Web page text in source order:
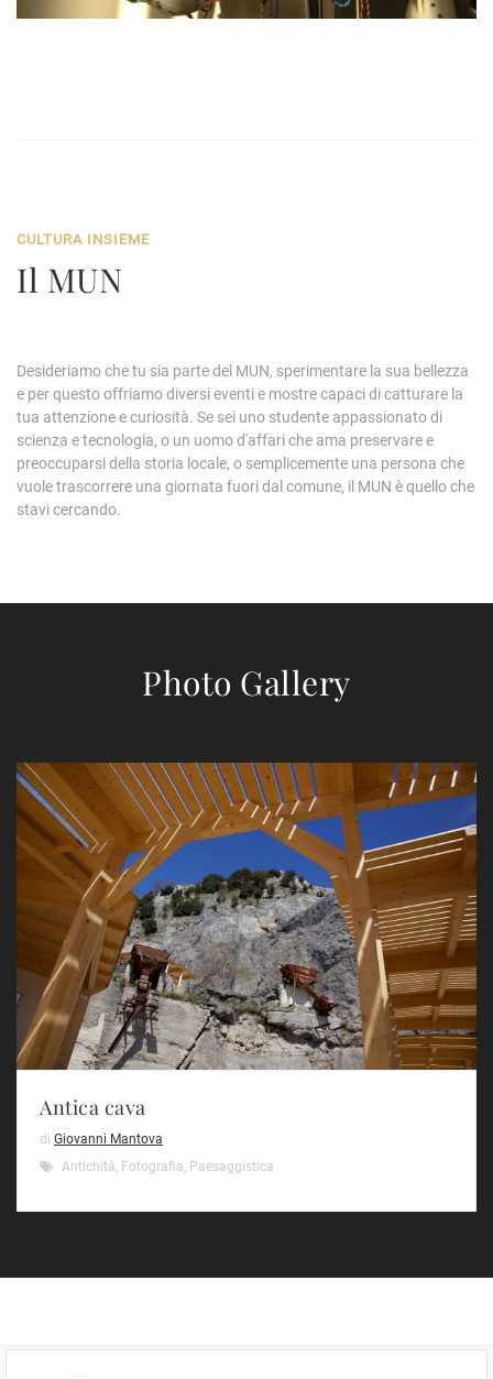
CULTURA INSIEME
Il MUN
Desideriamo che tu sia parte del MUN, sperimentare la sua bellezza
e per questo offriamo diversi eventi e mostre capaci di catturare la
tua attenzione e curiosità. Se sei uno studente appassionato di
scienza e tecnologia, o un uomo d'affari che ama preservare e
preoccuparsi della storia locale, o semplicemente una persona che
vuole trascorrere una giornata fuori dal comune, il MUN è quello che
stavi cercando.
Photo Gallery
Antica cava
di Giovanni Mantova
Antichità, Fotografia, Paesaggistica